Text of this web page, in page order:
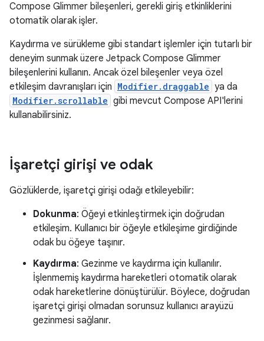
Compose Glimmer bileşenleri, gerekli giriş etkinliklerini
otomatik olarak işler.
Kaydırma ve sürükleme gibi standart işlemler için tutarlı bir
deneyim sunmak üzere Jetpack Compose Glimmer
bileşenlerini kullanın. Ancak özel bileşenler veya özel
etkileşim davranışları için Modifier.draggable ya da
Modifier.scrollable gibi mevcut Compose API'lerini
kullanabilirsiniz.
İşaretçi girişi ve odak
Gözlüklerde, işaretçi girişi odağı etkileyebilir:
Dokunma: Öğeyi etkinleştirmek için doğrudan
etkileşim. Kullanıcı bir öğeyle etkileşime girdiğinde
odak bu öğeye taşınır.
Kaydırma: Gezinme ve kaydırma için kullanılır.
İşlenmemiş kaydırma hareketleri otomatik olarak
odak hareketlerine dönüştürülür. Böylece, doğrudan
işaretçi girişi olmadan sorunsuz kullanıcı arayüzü
gezinmesi sağlanır.